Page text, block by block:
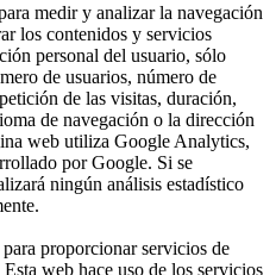
medir y analizar la navegación
los contenidos y servicios
personal del usuario, sólo
de usuarios, número de
de las visitas, duración,
de navegación o la dirección
web utiliza Google Analytics,
por Google. Si se
ningún análisis estadístico
proporcionar servicios de
web hace uso de los servicios